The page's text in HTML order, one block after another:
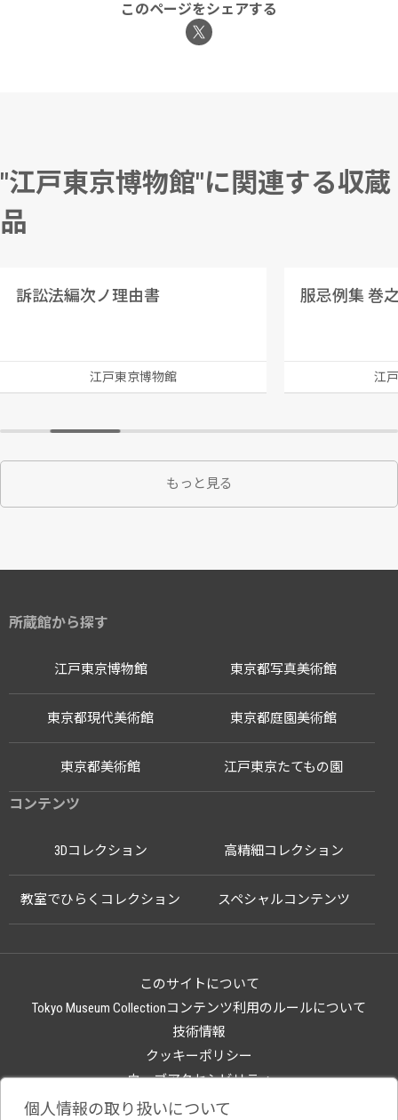
このページをシェアする
"江戸東京博物館"に関連する収蔵
品
訴訟法編次ノ理由書
江戸東京博物館
服忌例集 巻
江
もっと見る
所蔵館から探す
江戸東京博物館
江戸東京たてもの園
東京都写真美術館
東京都現代美術館 東京都庭園美術館
東京都美術館
コンテンツ
3Dコレクション 高精細コレクション
教室でひらくコレクション スペシャルコンテンツ
このサイトについて
Tokyo Museum Collectionコンテンツ利用のルールについて
技術情報
クッキーポリシー
ウェブアクセシビリティ
関連サイト
個人情報の取り扱いについて